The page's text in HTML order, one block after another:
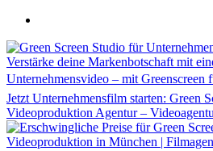
Videoproduktion Agentur –
Videoproduktion in München |